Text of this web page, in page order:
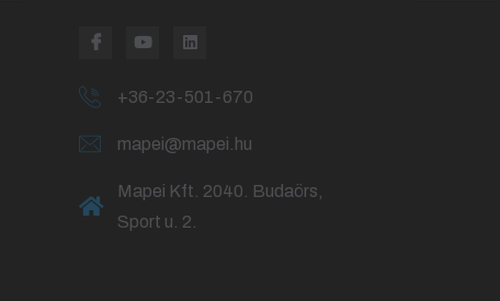
+36-23-501-670
mapei@mapei.hu
Mapei Kft. 2040. Budaörs,
Sport u. 2.